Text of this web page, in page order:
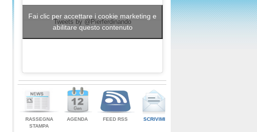
Tweets by @Pierferdinando
Fai clic per accettare i cookie marketing e
abilitare questo contenuto
RASSEGNA
STAMPA
AGENDA FEED RSS SCRIVIMI